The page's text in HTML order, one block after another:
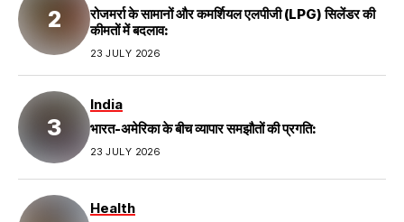
रोजमर्रा के सामानों और कमर्शियल एलपीजी (LPG) सिलेंडर की
कीमतों में बदलाव:
23 JULY 2026
India
भारत-अमेरिका के बीच व्यापार समझौतों की प्रगति:
23 JULY 2026
Health